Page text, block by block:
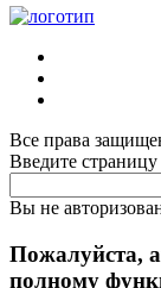
Все права
Введите страницу
Вы не
Пожалуйста,
полному